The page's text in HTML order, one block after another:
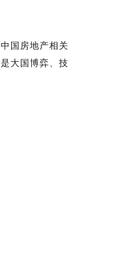
国房地产相关
大国博弈、技